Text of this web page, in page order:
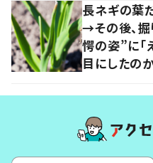
長ネギの葉
→その後、
愕の姿”に「
目にしたのか